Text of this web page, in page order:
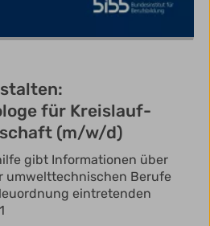
für Kreislauf-
(m/w/d)
gibt Informationen über
umwelttechnischen Berufe
eintretenden